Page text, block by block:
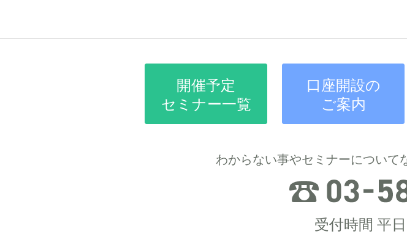
開催予定
セミナー一覧
口座開設の
ご案内
わからない事やセミナーについて
受付時間 平